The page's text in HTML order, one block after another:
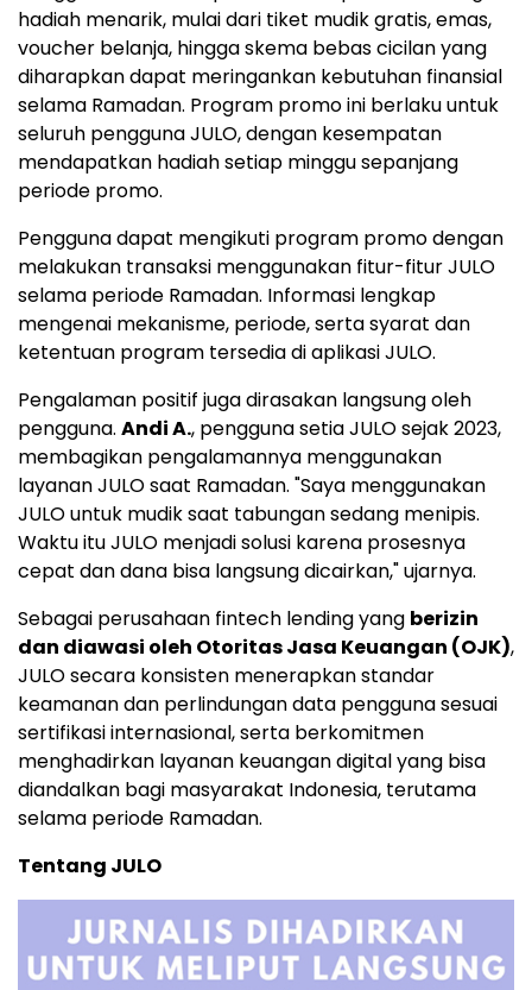
hadiah menarik, mulai dari tiket mudik gratis, emas,
voucher belanja, hingga skema bebas cicilan yang
diharapkan dapat meringankan kebutuhan finansial
selama Ramadan. Program promo ini berlaku untuk
seluruh pengguna JULO, dengan kesempatan
mendapatkan hadiah setiap minggu sepanjang
periode promo.
Pengguna dapat mengikuti program promo dengan
melakukan transaksi menggunakan fitur-fitur JULO
selama periode Ramadan. Informasi lengkap
mengenai mekanisme, periode, serta syarat dan
ketentuan program tersedia di aplikasi JULO.
Pengalaman positif juga dirasakan langsung oleh
pengguna. Andi A., pengguna setia JULO sejak 2023,
membagikan pengalamannya menggunakan
layanan JULO saat Ramadan. "Saya menggunakan
JULO untuk mudik saat tabungan sedang menipis.
Waktu itu JULO menjadi solusi karena prosesnya
cepat dan dana bisa langsung dicairkan," ujarnya.
Sebagai perusahaan fintech lending yang berizin
dan diawasi oleh Otoritas Jasa Keuangan (OJK),
JULO secara konsisten menerapkan standar
keamanan dan perlindungan data pengguna sesuai
sertifikasi internasional, serta berkomitmen
menghadirkan layanan keuangan digital yang bisa
diandalkan bagi masyarakat Indonesia, terutama
selama periode Ramadan.
Tentang JULO